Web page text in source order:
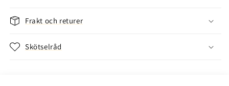
Frakt och returer
Skötselråd